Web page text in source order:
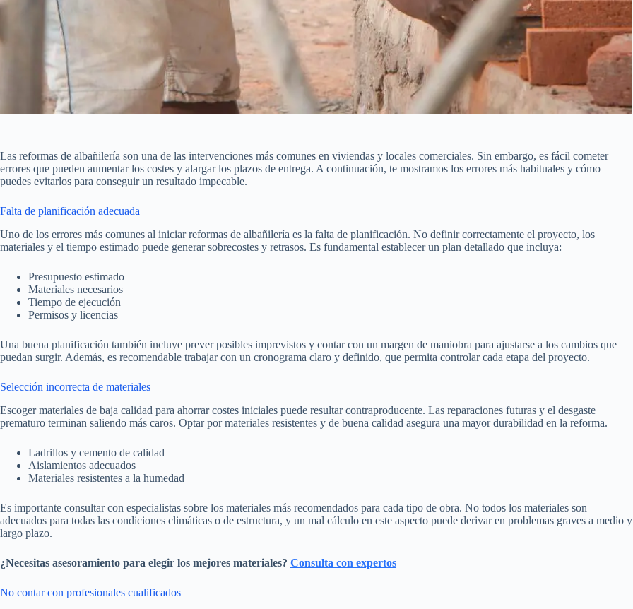
Las reformas de albañilería son una de las intervenciones más comunes en viviendas y locales comerciales. Sin embargo, es fácil cometer
errores que pueden aumentar los costes y alargar los plazos de entrega. A continuación, te mostramos los errores más habituales y cómo
puedes evitarlos para conseguir un resultado impecable.
Falta de planificación adecuada
Uno de los errores más comunes al iniciar reformas de albañilería es la falta de planificación. No definir correctamente el proyecto, los
materiales y el tiempo estimado puede generar sobrecostes y retrasos. Es fundamental establecer un plan detallado que incluya:
Presupuesto estimado
Materiales necesarios
Tiempo de ejecución
Permisos y licencias
Una buena planificación también incluye prever posibles imprevistos y contar con un margen de maniobra para ajustarse a los cambios que
puedan surgir. Además, es recomendable trabajar con un cronograma claro y definido, que permita controlar cada etapa del proyecto.
Selección incorrecta de materiales
Escoger materiales de baja calidad para ahorrar costes iniciales puede resultar contraproducente. Las reparaciones futuras y el desgaste
prematuro terminan saliendo más caros. Optar por materiales resistentes y de buena calidad asegura una mayor durabilidad en la reforma.
Ladrillos y cemento de calidad
Aislamientos adecuados
Materiales resistentes a la humedad
Es importante consultar con especialistas sobre los materiales más recomendados para cada tipo de obra. No todos los materiales son
adecuados para todas las condiciones climáticas o de estructura, y un mal cálculo en este aspecto puede derivar en problemas graves a medio y
largo plazo.
¿Necesitas asesoramiento para elegir los mejores materiales? Consulta con expertos
No contar con profesionales cualificados